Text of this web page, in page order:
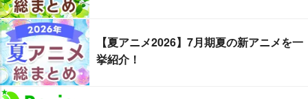
【夏アニメ2026】7月期夏の新アニメを一
挙紹介！